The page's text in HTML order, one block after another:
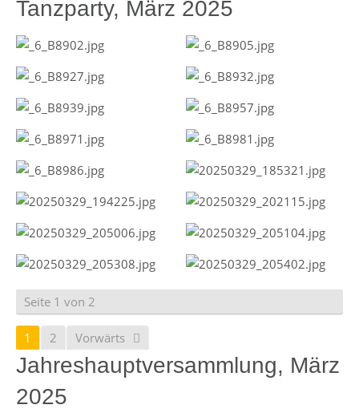
Tanzparty, März 2025
Seite 1 von 2
1 2 Vorwärts
Jahreshauptversammlung, März
2025